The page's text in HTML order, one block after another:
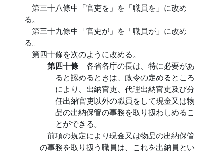
第三十八條中「官吏を」を「職員を」に改め
る。
第三十九條中「官吏が」を「職員が」に改め
る。
第四十條を次のように改める。
第四十條 各省各庁の長は、特に必要があ
ると認めるときは、政令の定めるところ
により、出納官吏、代理出納官吏及び分
任出納官吏以外の職員をして現金又は物
品の出納保管の事務を取り扱わしめるこ
とができる。
前項の規定により現金又は物品の出納保管
の事務を取り扱う職員は、これを出納員とい